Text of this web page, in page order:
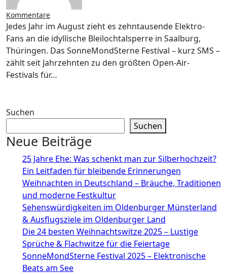
Kommentare
Jedes Jahr im August zieht es zehntausende Elektro-
Fans an die idyllische Bleilochtalsperre in Saalburg,
Thüringen. Das SonneMondSterne Festival – kurz SMS –
zählt seit Jahrzehnten zu den größten Open-Air-
Festivals für…
Suchen
Suchen
Neue Beiträge
25 Jahre Ehe: Was schenkt man zur Silberhochzeit?
Ein Leitfaden für bleibende Erinnerungen
Weihnachten in Deutschland – Bräuche, Traditionen
und moderne Festkultur
Sehenswürdigkeiten im Oldenburger Münsterland
& Ausflugsziele im Oldenburger Land
Die 24 besten Weihnachtswitze 2025 – Lustige
Sprüche & Flachwitze für die Feiertage
SonneMondSterne Festival 2025 – Elektronische
Beats am See